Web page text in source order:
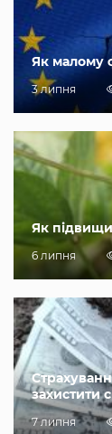
Як малому
3 липня
Як
6 липня
захистити
7 липня